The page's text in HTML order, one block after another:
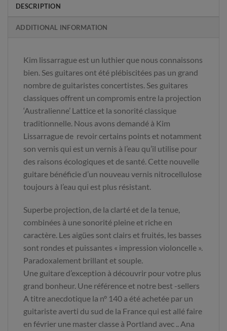
DESCRIPTION
ADDITIONAL INFORMATION
Kim lissarrague est un luthier que nous connaissons
bien. Ses guitares ont été plébiscitées pas un grand
nombre de guitaristes concertistes. Ses guitares
classiques offrent un compromis entre la projection
‘Australienne’ Lattice et la sonorité classique
traditionnelle. Nous avons demandé à Kim
Lissarrague de revoir certains points et notamment
son vernis qui est un vernis à l’eau qu’il utilise pour
des raisons écologiques et de santé. Cette nouvelle
guitare bénéficie d’un nouveau vernis nitrocellulose
toujours à l’eau qui est plus résistant.
Superbe projection, de la clarté et de la tenue,
combinées à une sonorité pleine et riche en
caractère. Les aigües sont clairs et fruités, les basses
sont rondes et puissantes « impression violoncelle ».
Paradoxalement brillant et souple.
Une guitare d’exception à découvrir pour votre plus
grand bonheur. Une référence et notre best -sellers
A titre anecdotique la n° 140 a été achetée par un
guitariste averti du sud de la France qui est allé faire
en février une master classe à Portland avec .. Ana